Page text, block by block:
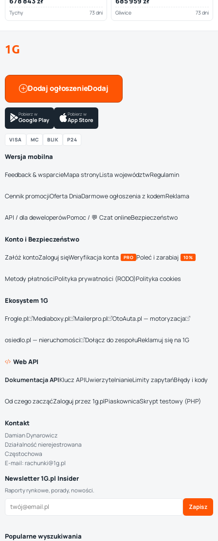
Tychy 73 dni Gliwice 73 dni
1G
Dodaj ogłoszenie
Pobierz w
Google Play
Pobierz w
App Store
VISA MC BLIK P24
Wersja mobilna
Feedback & wsparcieMapa stronyLista województwRegulamin
Cennik promocjiOferta DniaDarmowe ogłoszenia z kodemReklama
API / dla deweloperówPomoc / 💬 Czat onlineBezpieczeństwo
Konto i Bezpieczeństwo
Załóż kontoZaloguj sięWeryfikacja konta PRO Poleć i zarabiaj 10%
Metody płatnościPolityka prywatności (RODO)Polityka cookies
Ekosystem 1G
Frogle.pl Mediaboxy.pl Mailerpro.pl OtoAuta.pl — motoryzacja
osiedlo.pl — nieruchomości Dołącz do zespołuReklamuj się na 1G
Web API
Dokumentacja APIKlucz APIUwierzytelnianieLimity zapytańBłędy i kody
Od czego zacząćZaloguj przez 1g.plPiaskownicaSkrypt testowy (PHP)
Kontakt
Damian Dynarowicz
Działalność nierejestrowana
Częstochowa
E-mail: rachunki@1g.pl
Newsletter 1G.pl Insider
Raporty rynkowe, porady, nowości.
Zapisz
Popularne wyszukiwania